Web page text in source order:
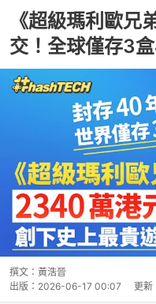
《超級瑪利歐
交！全球僅存3
撰文： 黃浩晉
出版： 2026-06-17 00:07 更新